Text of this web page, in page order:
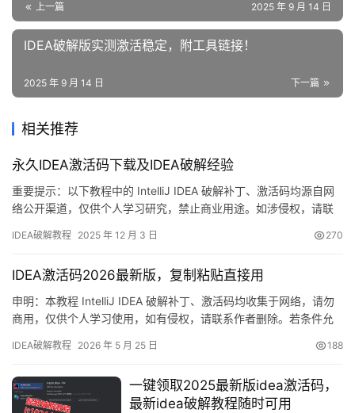
上一篇 2025 年 9 月 14 日
IDEA破解版实测激活稳定，附工具链接！
下一篇
2025 年 9 月 14 日
相关推荐
永久IDEA激活码下载及IDEA破解经验
重要提示：以下教程中的 IntelliJ IDEA 破解补丁、激活码均源自网
络公开渠道，仅供个人学习研究，禁止商业用途。如涉侵权，请联
跨平台 IDE，Windows、macOS、Linux 通吃。下文手把手教你用
版…
IDEA破解教程 2025 年 12 月 3 日 270
IDEA激活码2026最新版，复制粘贴直接用
申明：本教程 IntelliJ IDEA 破解补丁、激活码均收集于网络，请勿
商用，仅供个人学习使用，如有侵权，请联系作者删除。若条件允
能强大，适用于 Windows、Mac 和 Linux 系统。本文将详细介绍如
版本、什么…
IDEA破解教程 2026 年 5 月 25 日 188
一键领取2025最新版idea激活码，
最新idea破解教程随时可用